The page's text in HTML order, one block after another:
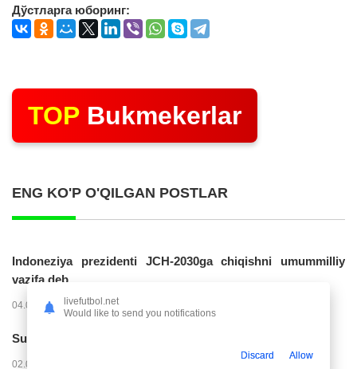
Дўстларга юборинг:
TOP Bukmekerlar
ENG KO'P O'QILGAN POSTLAR
Indoneziya prezidenti JCH-2030ga chiqishni umummilliy
vazifa deb...
04.08.2026 02:11 14220
Superliga. “Buxoro” - “Lokomotiv”...
02.08.2026 03:08
livefutbol.net
Would like to send you notifications
Discard Allow